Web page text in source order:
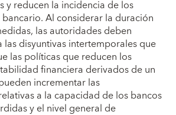
y reducen la incidencia de los
Al considerar la duración
las autoridades deben
las disyuntivas intertemporales que
las políticas que reducen los
financiera derivados de un
incrementar las
a la capacidad de los bancos
y el nivel general de